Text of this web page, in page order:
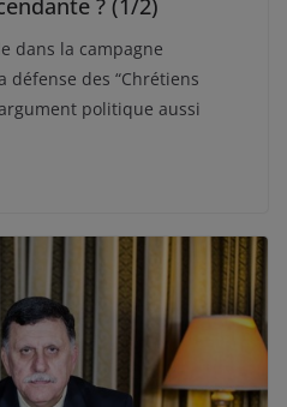
? (1/2)
dans la campagne
des “Chrétiens
politique aussi